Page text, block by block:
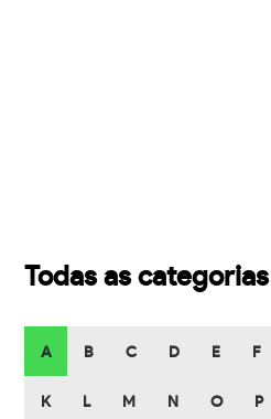
Todas as categorias
A B C D E F
K L M N O P